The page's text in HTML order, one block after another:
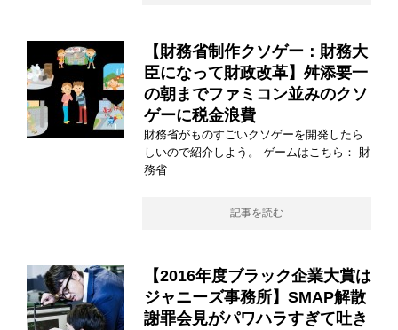
【財務省制作クソゲー：財務大
臣になって財政改革】舛添要一
の朝までファミコン並みのクソ
ゲーに税金浪費
財務省がものすごいクソゲーを開発したら
しいので紹介しよう。 ゲームはこちら： 財
務省
記事を読む
【2016年度ブラック企業大賞は
ジャニーズ事務所】SMAP解散
謝罪会見がパワハラすぎて吐き